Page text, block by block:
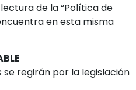
de la “Política de
en esta misma
regirán por la legislación